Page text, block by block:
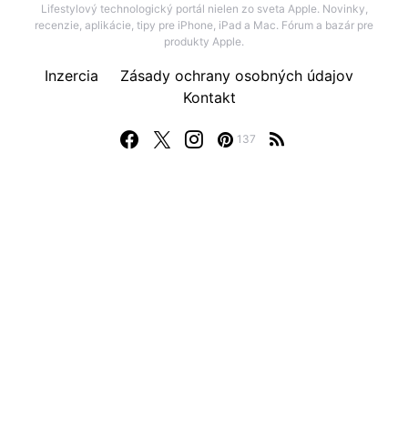
Lifestylový technologický portál nielen zo sveta Apple. Novinky,
recenzie, aplikácie, tipy pre iPhone, iPad a Mac. Fórum a bazár pre
produkty Apple.
137
Inzercia
Zásady ochrany osobných údajov
Kontakt